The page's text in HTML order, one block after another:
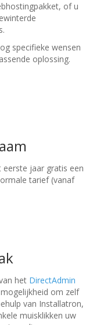
of u
specifieke wensen
oplossing.
jaar gratis een
tarief (vanaf
het DirectAdmin
om zelf
van Installatron,
muisklikken uw